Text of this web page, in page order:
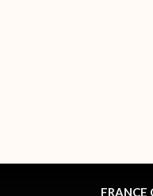
FRANCE